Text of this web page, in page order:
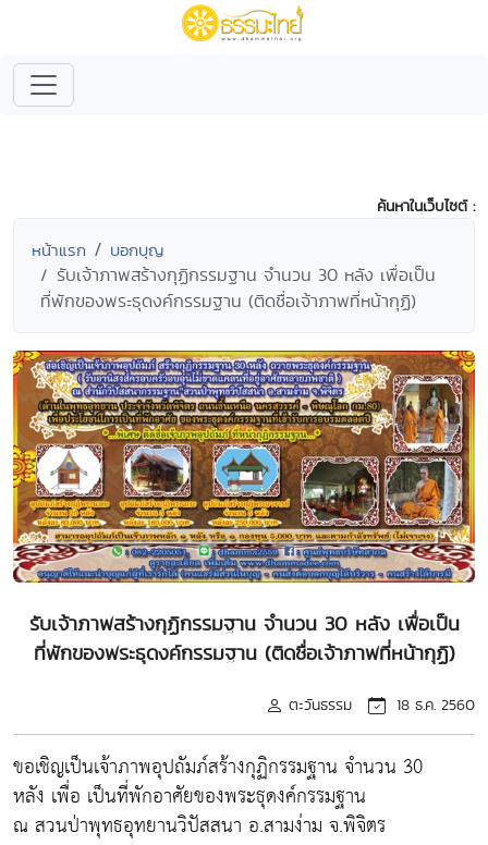
ค้นหาในเว็บไซต์ :
หน้าแรก บอกบุญ
รับเจ้าภาพสร้างกุฏิกรรมฐาน จำนวน 30 หลัง เพื่อเป็น
ที่พักของพระธุดงค์กรรมฐาน (ติดชื่อเจ้าภาพที่หน้ากุฏิ)
รับเจ้าภาพสร้างกุฏิกรรมฐาน จำนวน 30 หลัง เพื่อเป็น
ที่พักของพระธุดงค์กรรมฐาน (ติดชื่อเจ้าภาพที่หน้ากุฏิ)
ตะวันธรรม 18 ธ.ค. 2560
ขอเชิญเป็นเจ้าภาพอุปถัมภ์สร้างกุฏิกรรมฐาน จำนวน 30
หลัง เพื่อ เป็นที่พักอาศัยของพระธุดงค์กรรมฐาน
ณ สวนป่าพุทธอุทยานวิปัสสนา อ.สามง่าม จ.พิจิตร